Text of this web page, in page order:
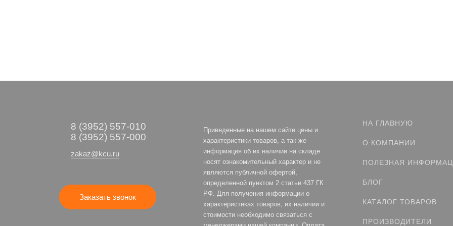
8 (3952) 557-010
8 (3952) 557-000
zakaz@kcu.ru
Заказать звонок
Приведенные на нашем сайте цены и
характеристики товаров, а так же
информация об их наличии на складе
носят ознакомительный характер и не
являются публичной офертой,
определенной пунктом 2 статьи 437 ГК
РФ. Для получения информации о
характеристиках товаров, их наличии и
стоимости необходимо связаться с
НА ГЛАВНУЮ
О КОМПАНИИ
ПОЛЕЗНАЯ
БЛОГ
КАТАЛОГ ТОВАРОВ
ПРОИЗВОДИТЕЛИ